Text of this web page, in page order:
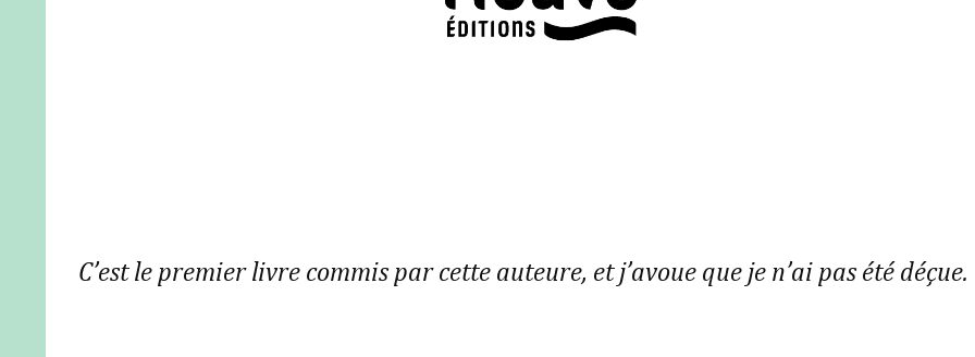
C’est le premier livre commis par cette auteure, et j’avoue que je n’ai pas été déçue.